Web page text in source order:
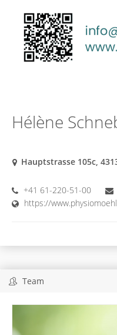
Hélène
Hauptstrasse 105c,
+41 61-220-51-00
https://
Team